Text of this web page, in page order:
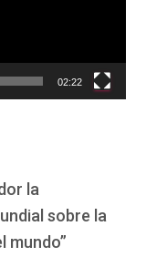
02:22
la
sobre la
mundo”